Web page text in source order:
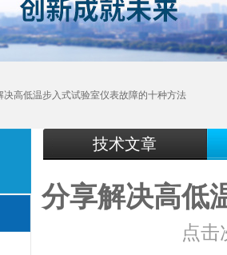
决高低温步入式试验室仪表故障的十种方法
技术文章
分享解决高低
点击